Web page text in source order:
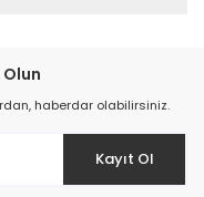
haberdar olabilirsiniz.
Kayıt Ol